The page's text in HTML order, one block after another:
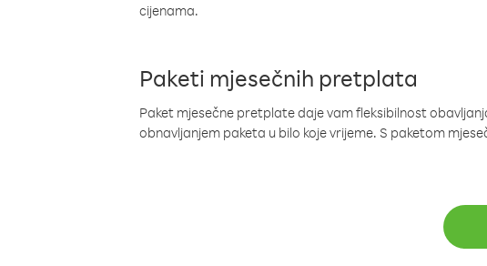
cijenama.
Paketi mjesečnih pretplata
Paket mjesečne pretplate daje vam fleksibilnost
obnavljanjem paketa u bilo koje vrijeme. S paketom